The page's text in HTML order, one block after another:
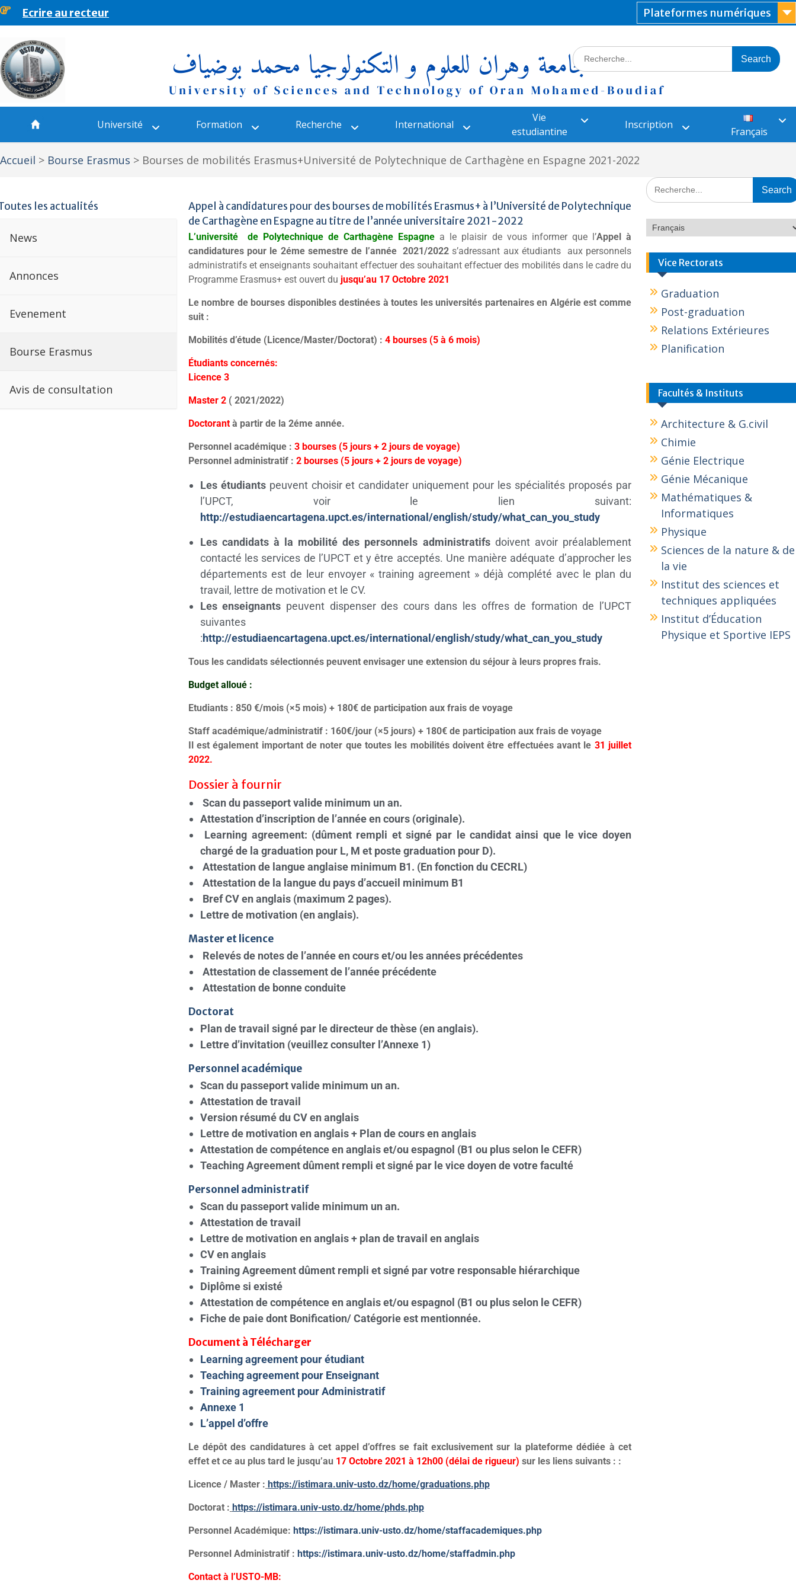
principalEcrire au recteur Plateformes numériques
Université Formation Recherche International
Vie
estudiantine
Inscription
Français
Accueil > Bourse Erasmus > Bourses de mobilités Erasmus+Université de Polytechnique de Carthagène en Espagne 2021-2022
les actualités
News
Annonces
Evenement
Bourse Erasmus
Avis de consultation
Appel à candidatures pour des bourses de mobilités Erasmus+ à l’Université de Polytechnique
de Carthagène en Espagne au titre de l’année universitaire 2021-2022
L’université de Polytechnique de Carthagène Espagne a le plaisir de vous informer que l’Appel à
candidatures pour le 2éme semestre de l’année2021/2022 s’adressant aux étudiants aux personnels
administratifs et enseignants souhaitant effectuer des souhaitant effectuer des mobilités dans le cadre du
Programme Erasmus+ est ouvert du jusqu’au 17 Octobre 2021
Lenombre de bourses disponibles destinées à toutes les universités partenaires en Algérie est comme
suit :
Mobilités d’étude (Licence/Master/Doctorat) : 4 bourses (5 à 6 mois)
Étudiants concernés:
Licence 3
Master 2( 2021/2022)
Doctorantà partir de la 2éme année.
Personnel académique : 3 bourses (5 jours + 2 jours de voyage)
Personnel administratif : 2 bourses (5 jours + 2 jours de voyage)
Les étudiantspeuvent choisir et candidater uniquement pour les spécialités proposés par
l’UPCT, voir le lien suivant:
http://estudiaencartagena.upct.es/international/english/study/what_can_you_study
Les candidats à la mobilité des personnels administratifsdoivent avoir préalablement
contacté les services de l’UPCT et y être acceptés. Une manière adéquate d’approcher les
départements est de leur envoyer « training agreement » déjà complété avec le plan du
travail, lettre de motivation et le CV.
Les enseignants peuvent dispenser des cours dans les offres de formation de l’UPCT
suivantes
:http://estudiaencartagena.upct.es/international/english/study/what_can_you_study
Tous les candidats sélectionnés peuvent envisager une extension du séjour à leurs propres frais.
Budget alloué :
Etudiants : 850 €/mois (×5 mois) + 180€ de participation aux frais de voyage
Staff académique/administratif : 160€/jour (×5 jours) + 180€ de participation aux frais de voyage
Il est également important de noter que toutes les mobilités doivent être effectuées avant le 31 juillet
2022.
Dossier à fournir
Scan du passeport valide minimum un an.
Attestation d’inscription de l’année en cours (originale).
Learning agreement: (dûment rempli et signé par le candidat ainsi que levice doyen
chargé de la graduation pour L, M et poste graduation pour D).
Attestation de langue anglaise minimum B1. (En fonction du CECRL)
Attestation de la langue du pays d’accueil minimum B1
Bref CV en anglais (maximum 2 pages).
Lettre de motivation (en anglais).
Master et licence
Relevés de notes de l’année en cours et/ou les années précédentes
Attestation de classement de l’année précédente
Attestation de bonne conduite
Doctorat
Plan de travail signé par le directeur de thèse (en anglais).
Lettre d’invitation (veuillez consulter l’Annexe 1)
Personnel académique
Scan du passeport valide minimum un an.
Attestation de travail
Version résumé du CV en anglais
Lettre de motivation en anglais + Plan de cours en anglais
Attestation de compétence en anglais et/ou espagnol (B1 ou plus selon le CEFR)
Teaching Agreement dûment rempli et signé par le vice doyen de votre faculté
Personnel administratif
Scan du passeport valide minimum un an.
Attestation de travail
Lettre de motivation en anglais + plan de travail en anglais
CV en anglais
Training Agreement dûment rempli et signé par votre responsable hiérarchique
Diplôme si existé
Attestation de compétence en anglais et/ou espagnol (B1 ou plus selon le CEFR)
Fiche de paie dont Bonification/ Catégorie est mentionnée.
Document à Télécharger
Learning agreement pour étudiant
Teaching agreement pour Enseignant
Training agreement pour Administratif
Annexe 1
L’appel d’offre
Le dépôt des candidatures à cet appel d’offres se fait exclusivement sur la plateforme dédiée à cet
effet et ce au plus tard lejusqu’au 17 Octobre 2021 à 12h00 (délai de rigueur) sur les liens suivants : :
Licence / Master : https://istimara.univ-usto.dz/home/graduations.php
Doctorat : https://istimara.univ-usto.dz/home/phds.php
Personnel Académique: https://istimara.univ-usto.dz/home/staffacademiques.php
Personnel Administratif : https://istimara.univ-usto.dz/home/staffadmin.php
Contact à l’USTO-MB:
Vice Rectorats
Graduation
Post-graduation
Relations Extérieures
Planification
Facultés & Instituts
Architecture & G.civil
Chimie
Génie Electrique
Génie Mécanique
Mathématiques &
Informatiques
Physique
Sciences de la nature & de
la vie
Institut des sciences et
techniques appliquées
Institut d’Éducation
Physique et Sportive IEPS